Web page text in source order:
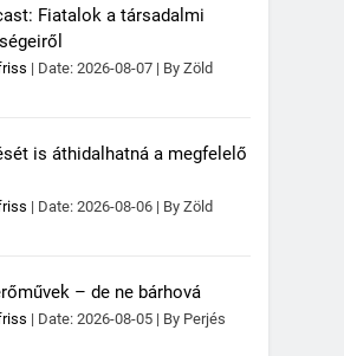
Fiatalok a társadalmi
Date: 2026-08-07
By Zöld
is áthidalhatná a megfelelő
Date: 2026-08-06
By Zöld
– de ne bárhová
Date: 2026-08-05
By Perjés